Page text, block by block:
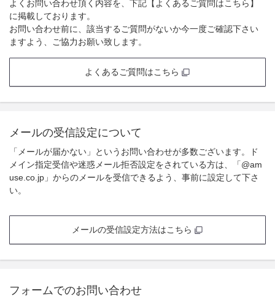
よくお問い合わせ頂く内容を、下記【よくあるご質問はこちら】
に掲載しております。
お問い合わせ前に、該当するご質問がないか今一度ご確認下さい
ますよう、ご協力お願い致します。
よくあるご質問はこちら
メールの受信設定について
「メールが届かない」というお問い合わせが多数ございます。ド
メイン指定受信や迷惑メール拒否設定をされている方は、「@am
use.co.jp」からのメールを受信できるよう、事前に設定して下さ
い。
メールの受信設定方法はこちら
フォームでのお問い合わせ